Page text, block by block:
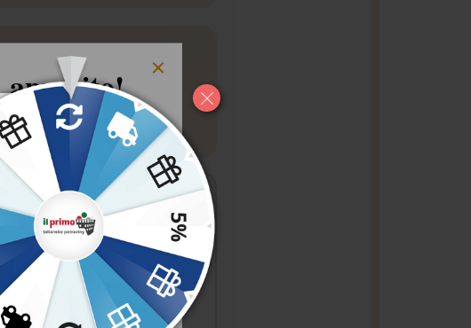
s gorgonzolou alebo
8 %
na svoj
nákup
naše novinky a získajte
8 % na svoj prvý nákup u
nás.
Talianskej tradície